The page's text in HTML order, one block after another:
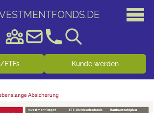
.DE
ETFs Kunde werden